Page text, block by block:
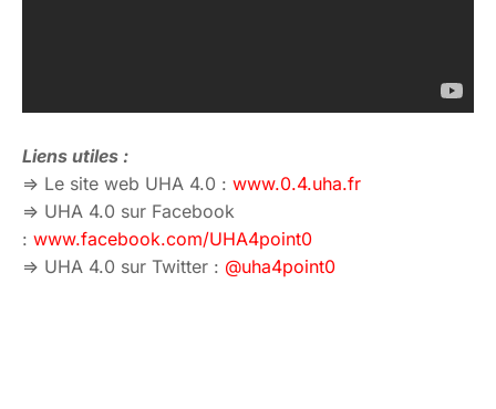
Liens utiles :
=> Le site web UHA 4.0 : www.0.4.uha.fr
=> UHA 4.0 sur Facebook
: www.facebook.com/UHA4point0
=> UHA 4.0 sur Twitter : @uha4point0